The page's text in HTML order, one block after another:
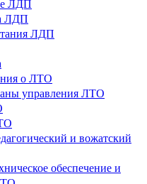
ЛДП
ЛДП
ЛДП
о ЛТО
управления ЛТО
и вожатский
обеспечение и